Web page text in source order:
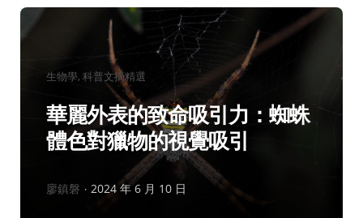
分
類：
生物學 科普文摘精選
華麗外表的致命吸引力：蜘蛛
體色對獵物的視覺吸引
作
廖鎮磐 2024 年 6 月 10 日